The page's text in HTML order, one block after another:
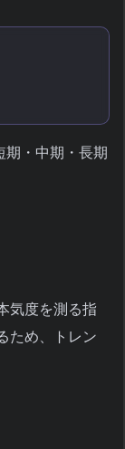
期・中期・長期
気度を測る指
ため、トレン